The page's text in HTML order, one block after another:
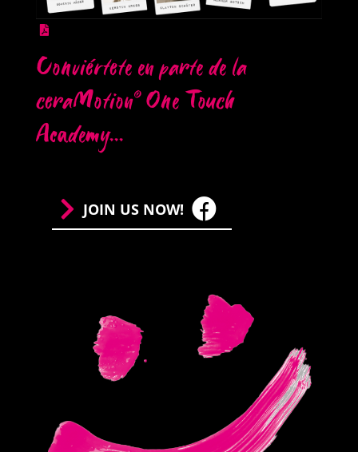
Conviértete en parte de la
ceraMotion®One Touch
Academy...
JOIN US NOW!